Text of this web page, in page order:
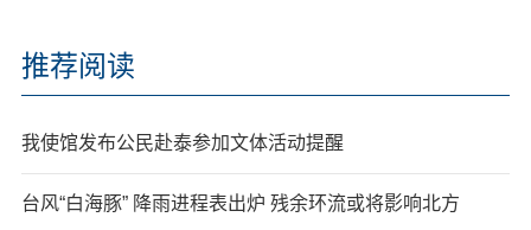
推荐阅读
我使馆发布公民赴泰参加文体活动提醒
台风“白海豚” 降雨进程表出炉 残余环流或将影响北方